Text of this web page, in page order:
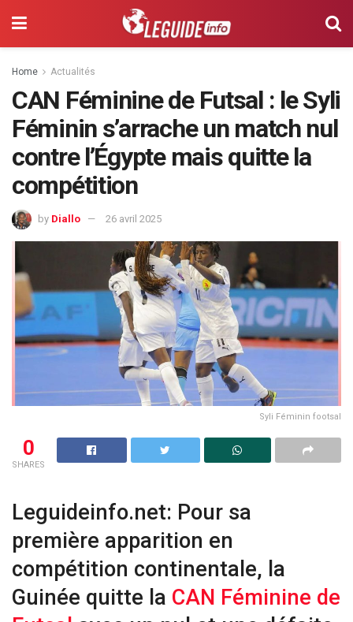
Home Actualités
CAN Féminine de Futsal : le Syli
Féminin s’arrache un match nul
contre l’Égypte mais quitte la
compétition
by Diallo 26 avril 2025
Syli Féminin footsal
0
SHARES
Leguideinfo.net: Pour sa
première apparition en
compétition continentale, la
Guinée quitte la CAN Féminine de